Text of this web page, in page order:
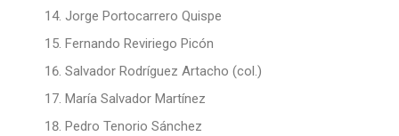
Jorge Portocarrero Quispe
Fernando Reviriego Picón
Salvador Rodríguez Artacho (col.)
María Salvador Martínez
Pedro Tenorio Sánchez